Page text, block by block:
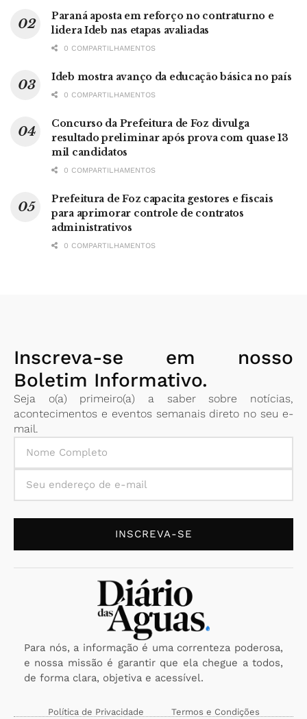
Paraná aposta em reforço no contraturno e
lidera Ideb nas etapas avaliadas
0 COMPARTILHAMENTOS
Ideb mostra avanço da educação básica no país
0 COMPARTILHAMENTOS
Concurso da Prefeitura de Foz divulga
resultado preliminar após prova com quase 13
mil candidatos
0 COMPARTILHAMENTOS
Prefeitura de Foz capacita gestores e fiscais
para aprimorar controle de contratos
administrativos
0 COMPARTILHAMENTOS
Inscreva-se em nosso
Boletim Informativo.
Seja o(a) primeiro(a) a saber sobre notícias,
acontecimentos e eventos semanais direto no seu e-
mail.
INSCREVA-SE
Para nós, a informação é uma correnteza poderosa,
e nossa missão é garantir que ela chegue a todos,
de forma clara, objetiva e acessível.
Política de Privacidade Termos e Condições